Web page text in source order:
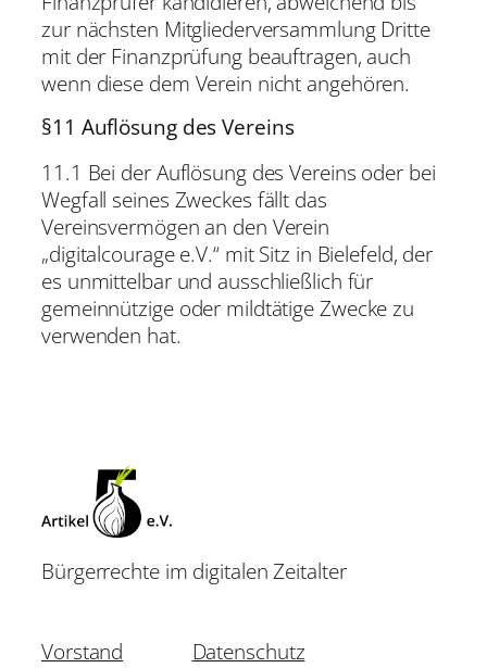
zur nächsten Mitgliederversammlung Dritte
mit der Finanzprüfung beauftragen, auch
wenn diese dem Verein nicht angehören.
§11 Auflösung des Vereins
11.1 Bei der Auflösung des Vereins oder bei
Wegfall seines Zweckes fällt das
Vereinsvermögen an den Verein
„digitalcourage e.V.“ mit Sitz in Bielefeld, der
es unmittelbar und ausschließlich für
gemeinnützige oder mildtätige Zwecke zu
verwenden hat.
Bürgerrechte im digitalen Zeitalter
Vorstand
Datenschutz